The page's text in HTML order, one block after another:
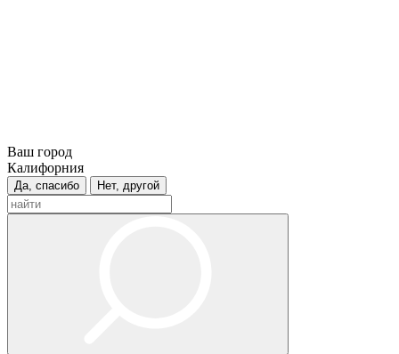
Ваш город
Калифорния
Да, спасибо Нет, другой